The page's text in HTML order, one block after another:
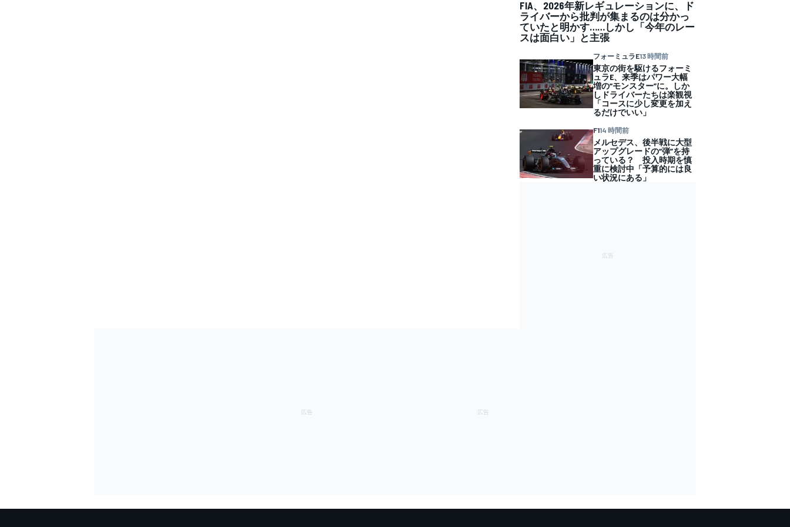
FIA、2026年新レギュレーションに、ド
ライバーから批判が集まるのは分かっ
ていたと明かす……しかし「今年のレー
スは面白い」と主張
フォーミュラE13 時間前
東京の街を駆けるフォーミ
ュラE、来季はパワー大幅
増の“モンスター”に。しか
しドライバーたちは楽観視
「コースに少し変更を加え
るだけでいい」
F114 時間前
メルセデス、後半戦に大型
アップグレードの“弾”を持
っている？ 投入時期を慎
重に検討中「予算的には良
い状況にある」